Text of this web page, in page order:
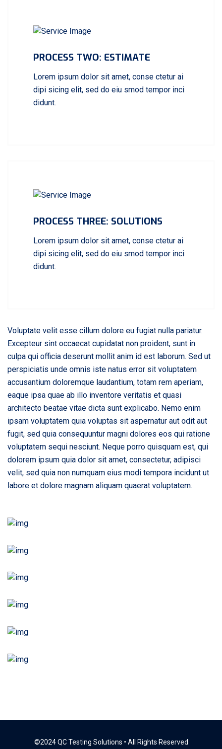
PROCESS TWO: ESTIMATE
Lorem ipsum dolor sit amet, conse ctetur ai
dipi sicing elit, sed do eiu smod tempor inci
didunt.
PROCESS THREE: SOLUTIONS
Lorem ipsum dolor sit amet, conse ctetur ai
dipi sicing elit, sed do eiu smod tempor inci
didunt.
Voluptate velit esse cillum dolore eu fugiat nulla pariatur.
Excepteur sint occaecat cupidatat non proident, sunt in
culpa qui officia deserunt mollit anim id est laborum. Sed ut
perspiciatis unde omnis iste natus error sit voluptatem
accusantium doloremque laudantium, totam rem aperiam,
eaque ipsa quae ab illo inventore veritatis et quasi
architecto beatae vitae dicta sunt explicabo. Nemo enim
ipsam voluptatem quia voluptas sit aspernatur aut odit aut
fugit, sed quia consequuntur magni dolores eos qui ratione
voluptatem sequi nesciunt. Neque porro quisquam est, qui
dolorem ipsum quia dolor sit amet, consectetur, adipisci
velit, sed quia non numquam eius modi tempora incidunt ut
labore et dolore magnam aliquam quaerat voluptatem.
©2024 QC Testing Solutions • All Rights Reserved